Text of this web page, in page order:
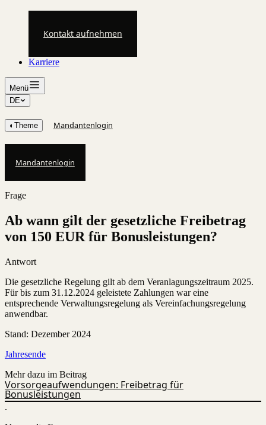
Kontakt aufnehmen
Karriere
Menü
DE
◐ Theme Mandantenlogin
Mandantenlogin
Frage
Ab wann gilt der gesetzliche Freibetrag
von 150 EUR für Bonusleistungen?
Antwort
Die gesetzliche Regelung gilt ab dem Veranlagungszeitraum 2025.
Für bis zum 31.12.2024 geleistete Zahlungen war eine
entsprechende Verwaltungsregelung als Vereinfachungsregelung
anwendbar.
Stand: Dezember 2024
Jahresende
Mehr dazu im Beitrag
Vorsorgeaufwendungen: Freibetrag für
Bonusleistungen
.